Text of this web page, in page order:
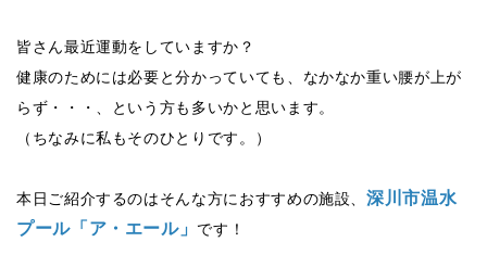
皆さん最近運動をしていますか？
健康のためには必要と分かっていても、なかなか重い腰が上が
らず・・・、という方も多いかと思います。
（ちなみに私もそのひとりです。）
本日ご紹介するのはそんな方におすすめの施設、深川市温水
プール「ア・エール」 です！